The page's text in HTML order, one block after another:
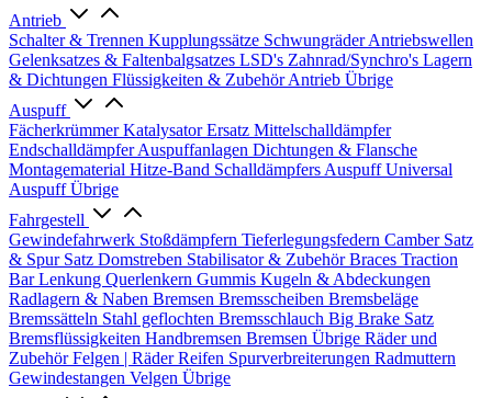
Antrieb
Schalter & Trennen Kupplungssätze SchwungräderAntriebswellen
Gelenksatzes & Faltenbalgsatzes LSD's Zahnrad/Synchro's Lagern
& Dichtungen Flüssigkeiten & ZubehörAntrieb Übrige
Auspuff
FächerkrümmerKatalysator Ersatz Mittelschalldämpfer
EndschalldämpferAuspuffanlagen Dichtungen & Flansche
Montagematerial Hitze-Band Schalldämpfers Auspuff Universal
Auspuff Übrige
Fahrgestell
Gewindefahrwerk Stoßdämpfern Tieferlegungsfedern Camber Satz
& Spur Satz Domstreben Stabilisator & ZubehörBraces Traction
BarLenkung Querlenkern Gummis Kugeln & Abdeckungen
Radlagern & Naben Bremsen Bremsscheiben Bremsbeläge
Bremssätteln Stahl geflochten Bremsschlauch Big Brake Satz
Bremsflüssigkeiten Handbremsen Bremsen Übrige Räder und
ZubehörFelgen | RäderReifen Spurverbreiterungen Radmuttern
Gewindestangen Velgen Übrige